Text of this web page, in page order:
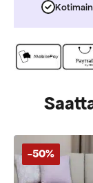
-50%